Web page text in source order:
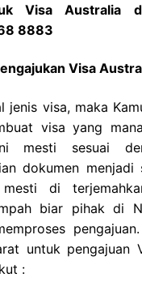
Visa Australia
8883
Visa
jenis visa, maka
visa yang
mesti sesuai
dokumen menjadi
mesti di
biar pihak di
untuk pengajuan
: